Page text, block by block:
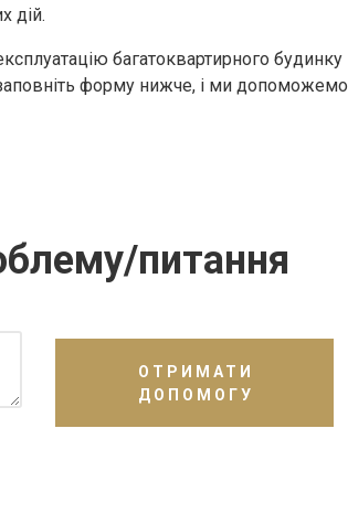
дій.
багатоквартирного будинку
форму нижче, і ми допоможемо
питання
ОТРИМАТИ
ДОПОМОГУ